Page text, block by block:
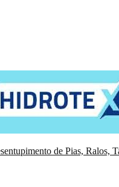
de Pias, Ralos,